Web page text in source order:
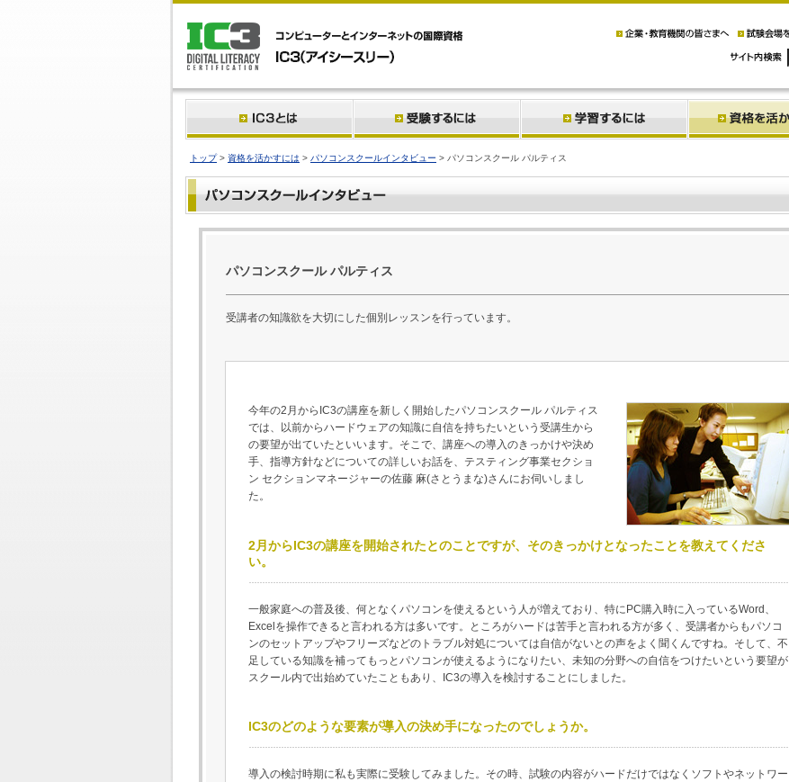
トップ> 資格を活かすには > パソコンスクールインタビュー > パソコンスクール パルティス
パソコンスクール パルティス
受講者の知識欲を大切にした個別レッスンを行っています。
今年の2月からIC3の講座を新しく開始したパソコンスクール パルティス
では、以前からハードウェアの知識に自信を持ちたいという受講生から
の要望が出ていたといいます。そこで、講座への導入のきっかけや決め
手、指導方針などについての詳しいお話を、テスティング事業セクショ
ン セクションマネージャーの佐藤 麻(さとうまな)さんにお伺いしまし
た。
2月からIC3の講座を開始されたとのことですが、そのきっかけとなったことを教えてくださ
い。
一般家庭への普及後、何となくパソコンを使えるという人が増えており、特にPC購入時に入っているWord、
Excelを操作できると言われる方は多いです。ところがハードは苦手と言われる方が多く、受講者からもパソコ
ンのセットアップやフリーズなどのトラブル対処については自信がないとの声をよく聞くんですね。そして、不
足している知識を補ってもっとパソコンが使えるようになりたい、未知の分野への自信をつけたいという要望が
スクール内で出始めていたこともあり、IC3の導入を検討することにしました。
IC3のどのような要素が導入の決め手になったのでしょうか。
導入の検討時期に私も実際に受験してみました。その時、試験の内容がハードだけではなくソフトやネットワー